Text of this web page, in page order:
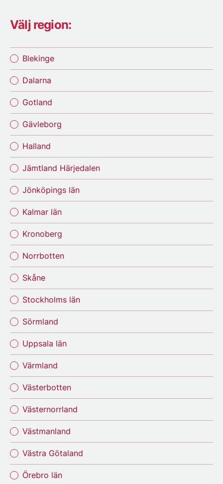
Välj region:
Blekinge
Dalarna
Gotland
Gävleborg
Halland
Jämtland Härjedalen
Jönköpings län
Kalmar län
Kronoberg
Norrbotten
Skåne
Stockholms län
Sörmland
Uppsala län
Värmland
Västerbotten
Västernorrland
Västmanland
Västra Götaland
Örebro län